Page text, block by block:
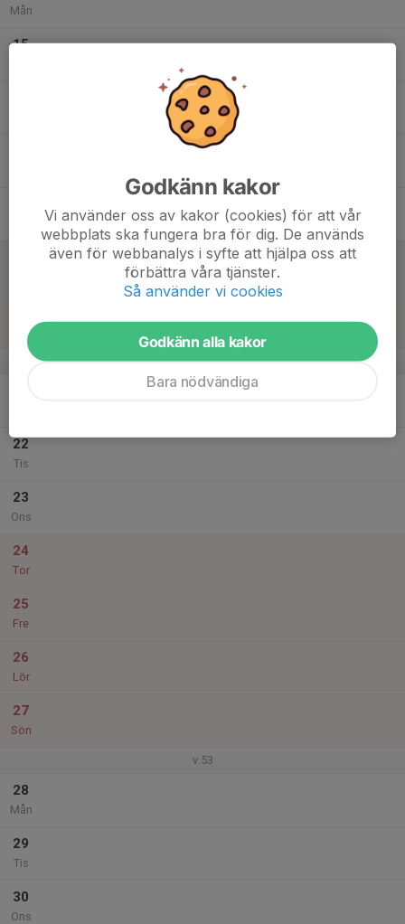
Mån
15
Sön
v.52
22
Tis
23
Ons
24
Tor
25
Fre
26
Lör
27
Sön
v.53
28
Mån
29
Tis
30
Ons
Godkänn kakor
Vi använder oss av kakor (cookies) för att vår
webbplats ska fungera bra för dig. De används
även för webbanalys i syfte att hjälpa oss att
förbättra våra tjänster.
Så använder vi cookies
Godkänn alla kakor
Bara nödvändiga